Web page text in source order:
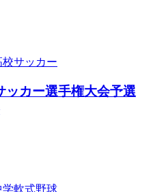
校サッカー
ッカー選手権大会予選
学軟式野球